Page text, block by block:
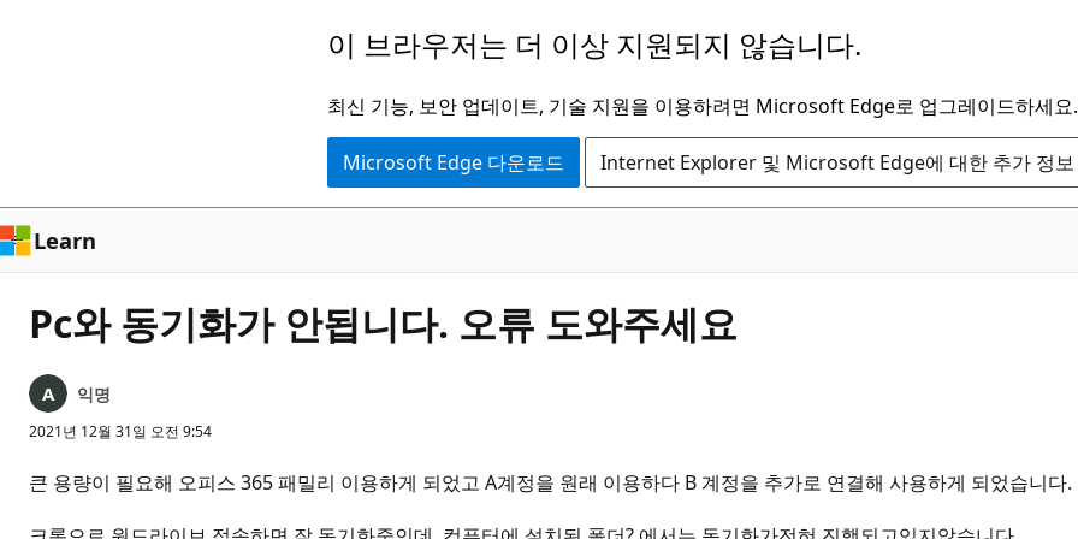
로
건
너
뛰
기
이 브라우저는 더 이상 지원되지 않습니다.
최신 기능, 보안 업데이트, 기술 지원을 이용하려면 Microsoft Edge로 업그레이드하세요.
Microsoft Edge 다운로드 Internet Explorer 및 Microsoft Edge에 대한 추가 정보
Learn
Pc와 동기화가 안됩니다. 오류 도와주세요
익명
2021년 12월 31일 오전 9:54
큰 용량이 필요해 오피스 365 패밀리 이용하게 되었고 A계정을 원래 이용하다 B 계정을 추가로 연결해 사용하게 되었습니다.